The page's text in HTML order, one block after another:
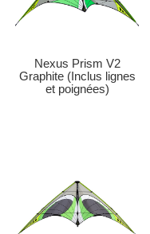
Nexus Prism V2
Graphite (Inclus lignes
et poignées)